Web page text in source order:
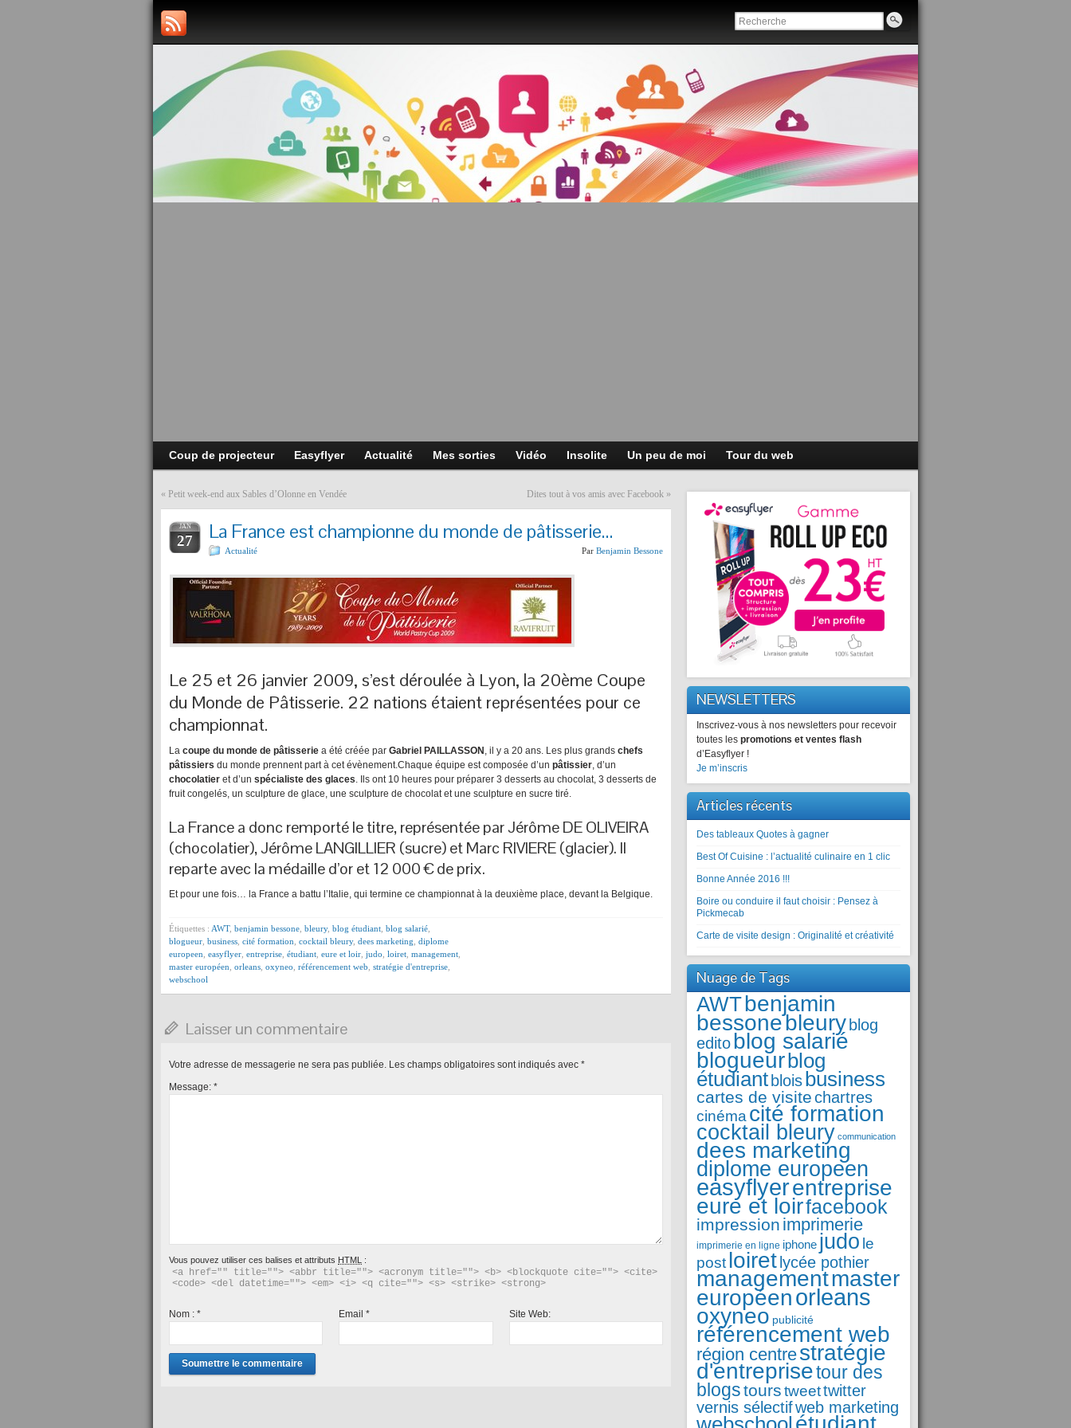
Coup de projecteur Easyflyer Actualité Mes sorties Vidéo Insolite Un peu de moi Tour du web
« Petit week-end aux Sables d’Olonne en Vendée Dites tout à vos amis avec Facebook »
JAN
27 La France est championne du monde de pâtisserie…
Actualité Par Benjamin Bessone
Le 25 et 26 janvier 2009, s’est déroulée à Lyon, la 20ème Coupe
du Monde de Pâtisserie. 22 nations étaient représentées pour ce
championnat.
La coupe du monde de pâtisserie a été créée par Gabriel PAILLASSON , il y a 20 ans. Les plus grands chefs
pâtissiers du monde prennent part à cet évènement.Chaque équipe est composée d’un pâtissier, d’un
chocolatier et d’un spécialiste des glaces. Ils ont 10 heures pour préparer 3 desserts au chocolat, 3 desserts de
fruit congelés, un sculpture de glace, une sculpture de chocolat et une sculpture en sucre tiré.
La France a donc remporté le titre, représentée par Jérôme DE OLIVEIRA
(chocolatier), Jérôme LANGILLIER (sucre) et Marc RIVIERE (glacier). Il
reparte avec la médaille d’or et 12 000 € de prix.
Et pour une fois… la France a battu l’Italie, qui termine ce championnat à la deuxième place, devant la Belgique.
Étiquettes : AWT, benjamin bessone bleury, blog étudiant blog salarié
blogueur business cité formation cocktail bleury, dees marketing diplome
europeen easyflyer entreprise étudiant eure et loir judo loiret management
master européen orleans oxyneo référencement web stratégie d'entreprise
webschool
Laisser un commentaire
Votre adresse de messagerie ne sera pas publiée. Les champs obligatoires sont indiqués avec *
Message: *
Vous pouvez utiliser ces balises et attributs HTML :
<a href="" title=""> <abbr title=""> <acronym title=""> <b> <blockquote cite=""> <cite>
<code> <del datetime=""> <em> <i> <q cite=""> <s> <strike> <strong>
Nom : * Email* Site Web:
NEWSLETTERS
Inscrivez-vous à nos newsletters pour recevoir
toutes les promotions et ventes flash
d’Easyflyer !
Je m’inscris
Articles récents
Des tableaux Quotes à gagner
Best Of Cuisine : l’actualité culinaire en 1 clic
Bonne Année 2016 !!!
Boire ou conduire il faut choisir : Pensez à
Pickmecab
Carte de visite design : Originalité et créativité
Nuage de Tags
AWTbenjamin
bessonebleury blog
editoblog salarié
blogueur blog
étudiant bloisbusiness
cartes de visitechartres
cinémacité formation
cocktail bleury communication
dees marketing
diplome europeen
easyflyerentreprise
eure et loirfacebook
impression imprimerie
imprimerie en ligne iphone judo le
postloiret lycée pothier
managementmaster
européenorleans
oxyneo publicité
référencement web
région centrestratégie
d'entreprisetour des
blogstourstweettwitter
vernis sélectifweb marketing